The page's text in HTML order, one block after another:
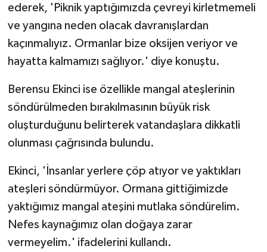
ederek, 'Piknik yaptığımızda çevreyi kirletmemeli
ve yangına neden olacak davranışlardan
kaçınmalıyız. Ormanlar bize oksijen veriyor ve
hayatta kalmamızı sağlıyor.' diye konuştu.
Berensu Ekinci ise özellikle mangal ateşlerinin
söndürülmeden bırakılmasının büyük risk
oluşturduğunu belirterek vatandaşlara dikkatli
olunması çağrısında bulundu.
Ekinci, 'İnsanlar yerlere çöp atıyor ve yaktıkları
ateşleri söndürmüyor. Ormana gittiğimizde
yaktığımız mangal ateşini mutlaka söndürelim.
Nefes kaynağımız olan doğaya zarar
vermeyelim.' ifadelerini kullandı.